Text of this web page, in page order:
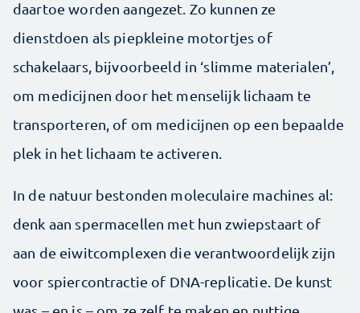
daartoe worden aangezet. Zo kunnen ze
dienstdoen als piepkleine motortjes of
schakelaars, bijvoorbeeld in ‘slimme materialen’,
om medicijnen door het menselijk lichaam te
transporteren, of om medicijnen op een bepaalde
plek in het lichaam te activeren.
In de natuur bestonden moleculaire machines al:
denk aan spermacellen met hun zwiepstaart of
aan de eiwitcomplexen die verantwoordelijk zijn
voor spiercontractie of DNA-replicatie. De kunst